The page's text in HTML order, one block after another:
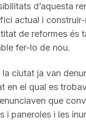
d’aquesta
actual i
de reformes és
fer-lo de nou.
la ciutat ja van
en el qual es
que
i paneroles i les